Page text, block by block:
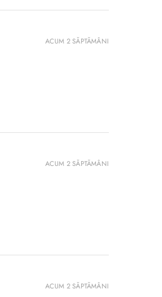
ACUM 2 SĂPTĂMÂNI
ACUM 2 SĂPTĂMÂNI
ACUM 2 SĂPTĂMÂNI